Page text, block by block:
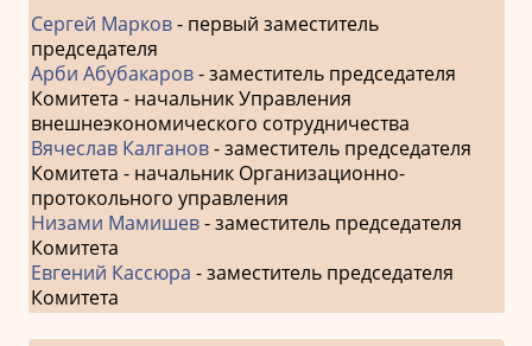
Сергей Марков- первый заместитель
председателя
Арби Абубакаров- заместитель председателя
Комитета - начальник Управления
внешнеэкономического сотрудничества
Вячеслав Калганов- заместитель председателя
Комитета - начальник Организационно-
протокольного управления
Низами Мамишев- заместитель председателя
Комитета
Евгений Кассюра - заместитель председателя
Комитета